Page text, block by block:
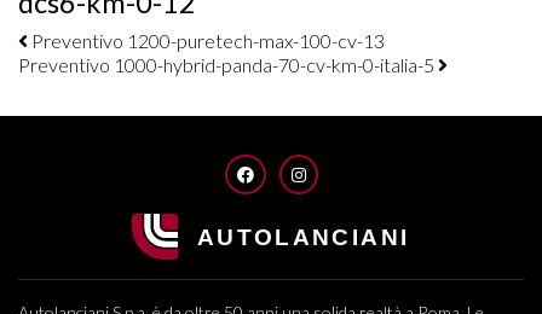
Navigazione elementi
Preventivo 1200-puretech-max-100-cv-13
Preventivo 1000-hybrid-panda-70-cv-km-0-italia-5
FACEBOOKINSTAGRAM